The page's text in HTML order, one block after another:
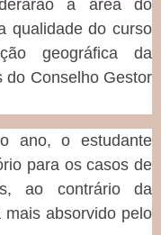
a área do
qualidade do curso
geográfica da
do Conselho Gestor
ano, o estudante
para os casos de
ao contrário da
absorvido pelo